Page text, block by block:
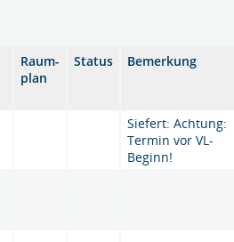
Raum-
plan
Status Bemerkung
Siefert: Achtung:
Termin vor VL-
Beginn!